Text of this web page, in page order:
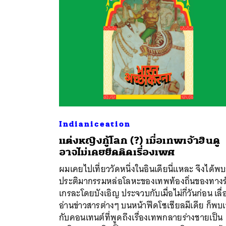
Indianiceation
แต่งหญิงกู้โลก (?) เมื่อเทพเจ้าฮินดู
อาจไม่เคยยึดติดเรื่องเพศ
ผมเคยไปเที่ยววัดหนึ่งในอินเดียนี่แหละ จึงได้พ
ประติมากรรมหล่อโลหะของเทพท้องถิ่นของทาง
เกรละโดยบังเอิญ ประจวบกับเมื่อไม่กี่วันก่อน เลื่
อ่านข่าวสารต่างๆ บนหน้าฟีดโซเชียลมีเดีย ก็พบ
กับคอนเทนต์ที่พูดถึงเรื่องเทพกลายร่างชายเป็น
ค้น